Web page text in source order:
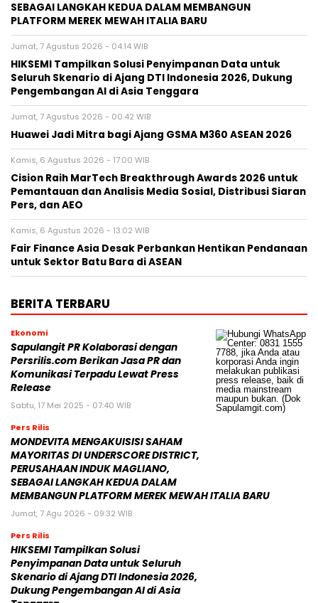
SEBAGAI LANGKAH KEDUA DALAM MEMBANGUN
PLATFORM MEREK MEWAH ITALIA BARU
Jumat, 7 Agustus 2026 - 04:14 WIB
HIKSEMI Tampilkan Solusi Penyimpanan Data untuk
Seluruh Skenario di Ajang DTI Indonesia 2026, Dukung
Pengembangan AI di Asia Tenggara
Jumat, 7 Agustus 2026 - 00:42 WIB
Huawei Jadi Mitra bagi Ajang GSMA M360 ASEAN 2026
Kamis, 6 Agustus 2026 - 17:00 WIB
Cision Raih MarTech Breakthrough Awards 2026 untuk
Pemantauan dan Analisis Media Sosial, Distribusi Siaran
Pers, dan AEO
Kamis, 6 Agustus 2026 - 13:02 WIB
Fair Finance Asia Desak Perbankan Hentikan Pendanaan
untuk Sektor Batu Bara di ASEAN
BERITA TERBARU
Ekonomi
Sapulangit PR Kolaborasi dengan
Persrilis.com Berikan Jasa PR dan
Komunikasi Terpadu Lewat Press
Release
Sabtu, 17 Mei 2025 - 07:40 WIB
Pers Rilis
MONDEVITA MENGAKUISISI SAHAM
MAYORITAS DI UNDERSCORE DISTRICT,
PERUSAHAAN INDUK MAGLIANO,
SEBAGAI LANGKAH KEDUA DALAM
MEMBANGUN PLATFORM MEREK MEWAH ITALIA BARU
Jumat, 7 Agu 2026 - 09:32 WIB
Pers Rilis
HIKSEMI Tampilkan Solusi
Penyimpanan Data untuk Seluruh
Skenario di Ajang DTI Indonesia 2026,
Dukung Pengembangan AI di Asia